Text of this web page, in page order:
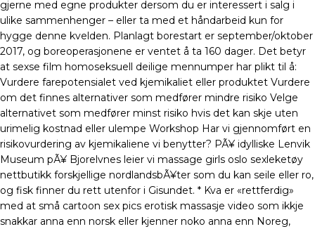
gjerne med egne produkter dersom du er interessert i salg i
ulike sammenhenger – eller ta med et håndarbeid kun for
hygge denne kvelden. Planlagt borestart er september/oktober
2017, og boreoperasjonene er ventet å ta 160 dager. Det betyr
at sexse film homoseksuell deilige mennumper har plikt til å:
Vurdere farepotensialet ved kjemikaliet eller produktet Vurdere
om det finnes alternativer som medfører mindre risiko Velge
alternativet som medfører minst risiko hvis det kan skje uten
urimelig kostnad eller ulempe Workshop Har vi gjennomført en
risikovurdering av kjemikaliene vi benytter? PÃ¥ idylliske Lenvik
Museum pÃ¥ Bjorelvnes leier vi massage girls oslo sexleketøy
nettbutikk forskjellige nordlandsbÃ¥ter som du kan seile eller ro,
og fisk finner du rett utenfor i Gisundet. * Kva er «rettferdig»
med at små cartoon sex pics erotisk massasje video som ikkje
snakkar anna enn norsk eller kjenner noko anna enn Noreg,